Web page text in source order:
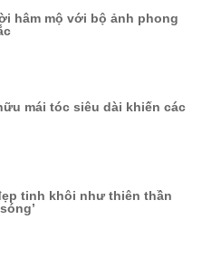
hâm mộ với bộ ảnh phong
mái tóc siêu dài khiến các
tinh khôi như thiên thần